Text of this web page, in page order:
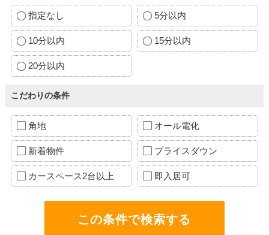
指定なし 5分以内
10分以内 15分以内
20分以内
こだわりの条件
角地 オール電化
新着物件 プライスダウン
カースペース2台以上 即入居可